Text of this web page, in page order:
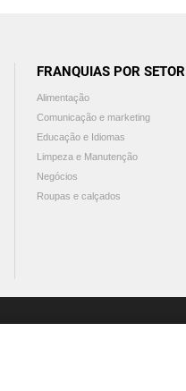
FRANQUIAS POR SETOR
Alimentação
Comunicação e marketing
Educação e Idiomas
Limpeza e Manutenção
Negócios
Roupas e calçados